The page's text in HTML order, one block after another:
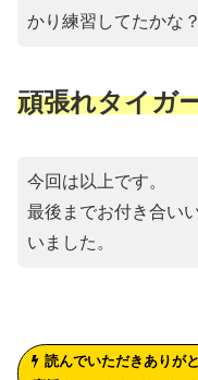
かり練習してたかな
頑張れタイガ
今回は以上です。
最後までお付き合い
いました。
読んでいただきありが